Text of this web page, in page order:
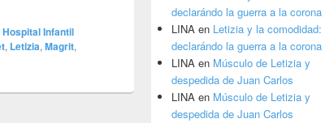
Hospital Infantil
, Letizia, Magrit,
declarándo la guerra a la corona
LINA en Letizia y la comodidad:
declarándo la guerra a la corona
LINA en Músculo de Letizia y
despedida de Juan Carlos
LINA en Músculo de Letizia y
despedida de Juan Carlos